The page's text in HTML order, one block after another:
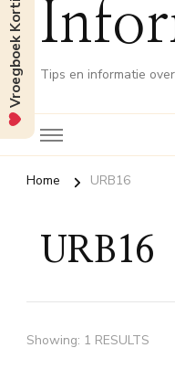
Tips en informatie
Home URB16
URB16
Showing: 1 RESULTS
Vroegboek Korting